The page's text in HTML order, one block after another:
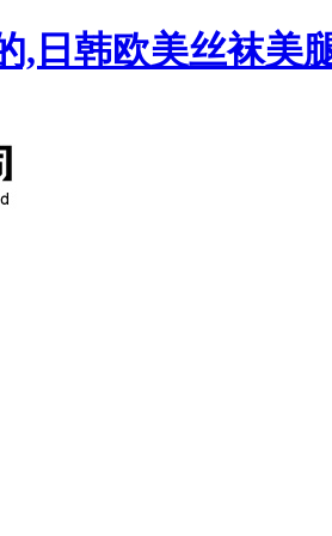
,日韩欧美丝袜美